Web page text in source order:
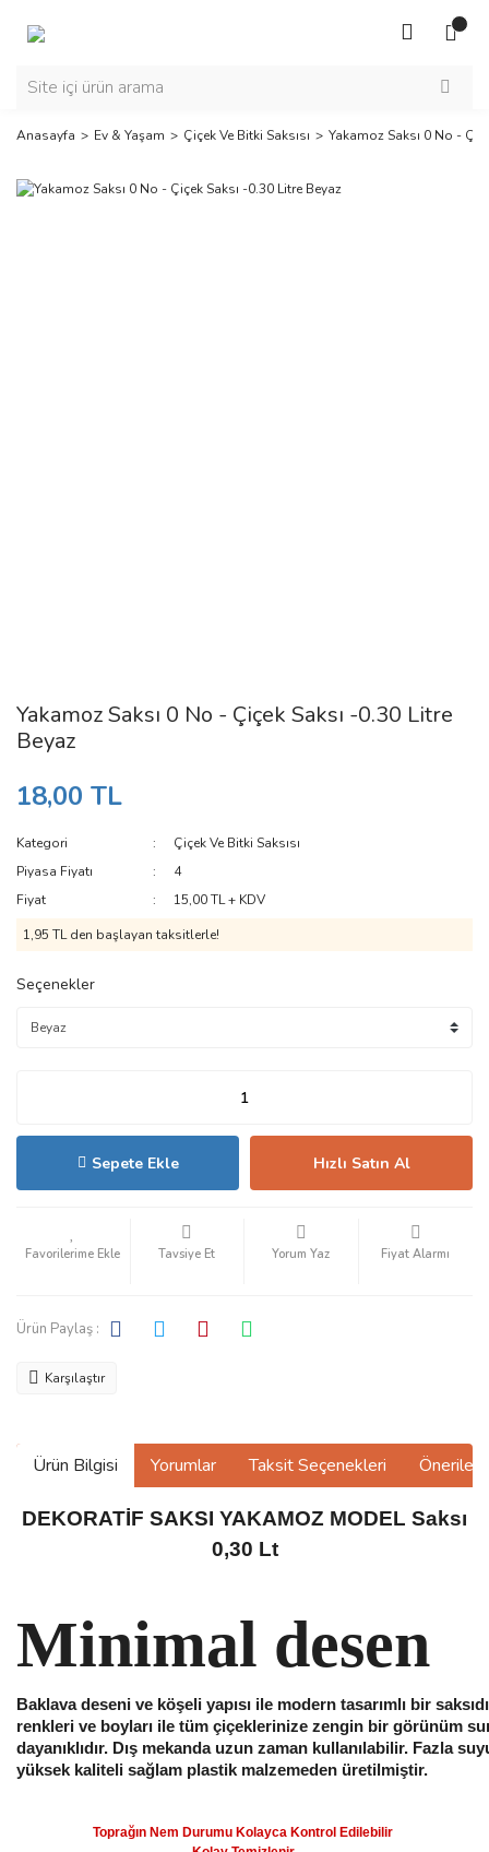
Anasayfa Ev & Yaşam Çiçek Ve Bitki Saksısı Yakamoz Saksı 0 No -
Yakamoz Saksı 0 No - Çiçek Saksı -0.30 Litre
Beyaz
18,00 TL
Kategori
Çiçek Ve Bitki Saksısı
Piyasa Fiyatı
4
Fiyat
15,00 TL + KDV
1,95 TL den başlayan taksitlerle!
Seçenekler
Sepete Ekle Hızlı Satın Al
Tavsiye Et Yorum Yaz Fiyat Alarmı
Ürün Paylaş :
Karşılaştır
Ürün Bilgisi Yorumlar Taksit Seçenekleri
DEKORATİF SAKSI YAKAMOZ MODEL Saksı
0,30 Lt
Minimal desen
Baklava deseni ve köşeli yapısı ile modern tasarımlı bir
renkleri ve boyları ile tüm çiçeklerinize zengin bir görünüm
dayanıklıdır. Dış mekanda uzun zaman kullanılabilir. Fazla
yüksek kaliteli sağlam plastik malzemeden üretilmiştir.
Toprağın Nem Durumu Kolayca Kontrol Edilebilir